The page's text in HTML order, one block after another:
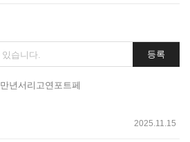
등록
만년서리고연포트페
2025.11.15